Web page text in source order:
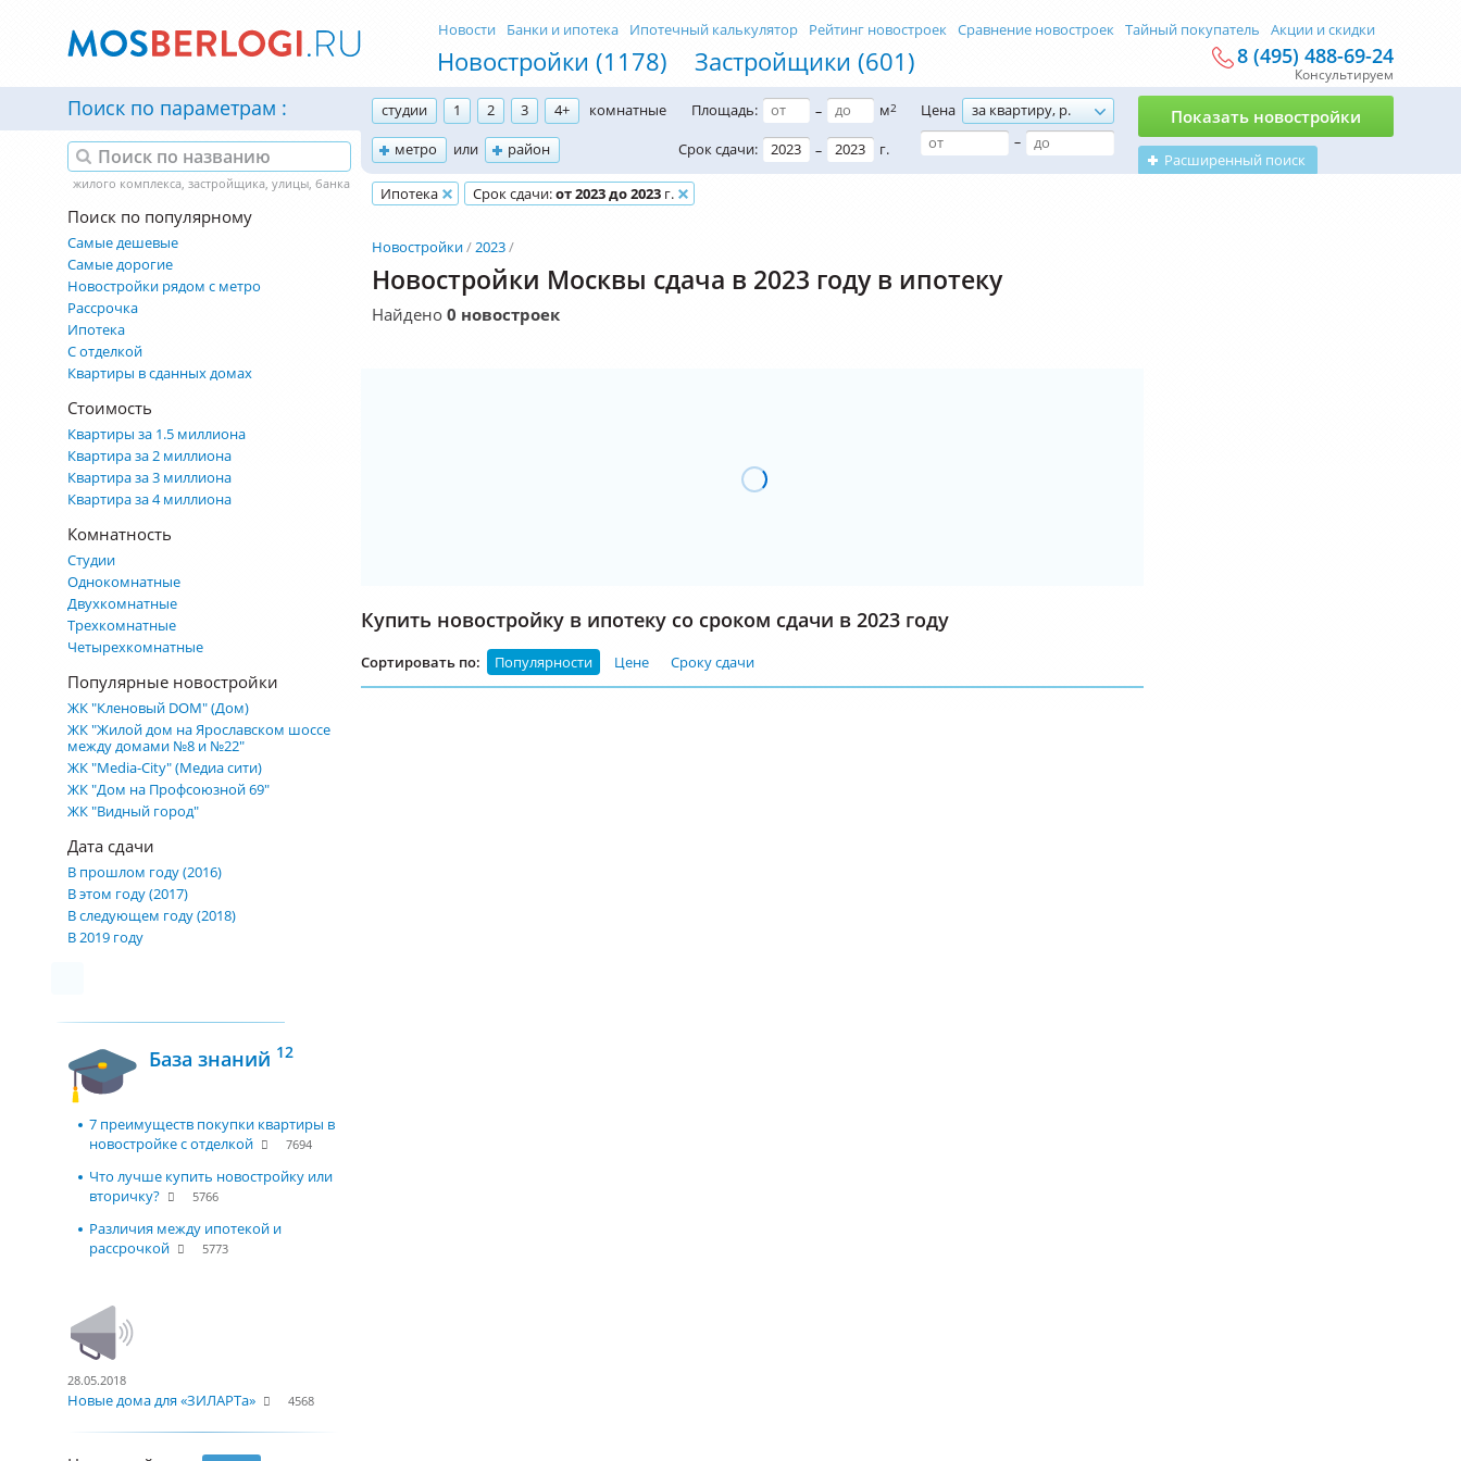
Новостройки (1178) Застройщики (601)
Новости Банки и ипотека Ипотечный калькулятор Рейтинг новостроек Сравнение новостроек Тайный покупатель Акции и скидки
8 (495) 488-69-24
Консультируем
Поиск по параметрам студии 1 2 3 4+
комнатные
метро
или район
Площадь: – м2
Срок сдачи: – г.
Цена
за квартиру, р.
–
Расширенный поиск
Показать новостройки
Ипотека Срок сдачи:от 2023 до 2023 г.
Поиск по популярному
Самые дешевые
Самые дорогие
Новостройки рядом с метро
Рассрочка
Ипотека
С отделкой
Квартиры в сданных домах
Стоимость
Квартиры за 1.5 миллиона
Квартира за 2 миллиона
Квартира за 3 миллиона
Квартира за 4 миллиона
Комнатность
Студии
Однокомнатные
Двухкомнатные
Трехкомнатные
Четырехкомнатные
Популярные новостройки
ЖК "Кленовый DOM" (Дом)
ЖК "Жилой дом на Ярославском шоссе
между домами №8 и №22"
ЖК "Media-City" (Медиа сити)
ЖК "Дом на Профсоюзной 69"
ЖК "Видный город"
Дата сдачи
В прошлом году (2016)
В этом году (2017)
В следующем году (2018)
В 2019 году
База знаний 12
7 преимуществ покупки квартиры в
новостройке с отделкой
7694
Что лучше купить новостройку или
вторичку?
5766
Различия между ипотекой и
рассрочкой
5773
28.05.2018
Новые дома для «ЗИЛАРТа» 4568
Новостройки 2023
Новостройки Москвы сдача в 2023 году в ипотеку
Найдено 0 новостроек
Купить новостройку в ипотеку со сроком сдачи в 2023 году
Сортировать по: Популярности Цене Сроку сдачи